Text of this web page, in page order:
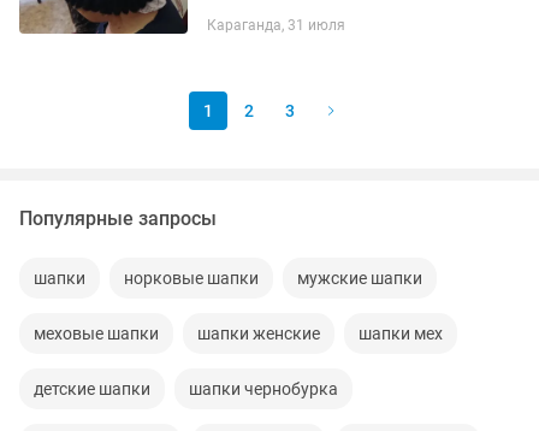
аккуратными ушками и
Караганда, 31 июля
1 2 3
Популярные запросы
шапки норковые шапки мужские шапки
меховые шапки шапки женские шапки мех
детские шапки шапки чернобурка